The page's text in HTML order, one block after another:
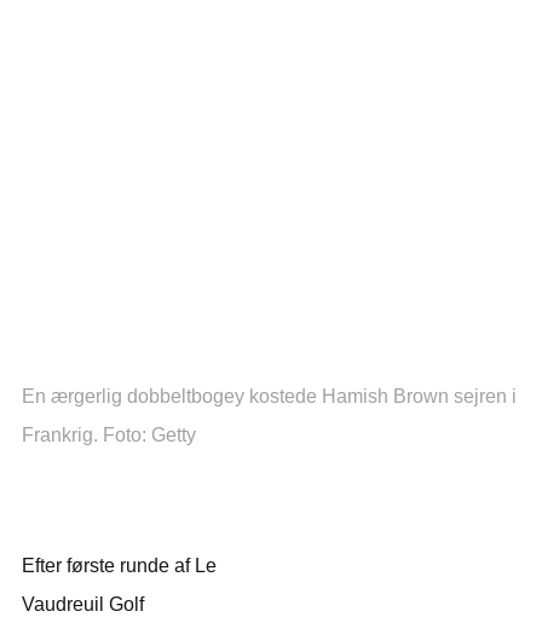
En ærgerlig dobbeltbogey kostede Hamish Brown sejren i
Frankrig. Foto: Getty
Efter første runde af Le
Vaudreuil Golf